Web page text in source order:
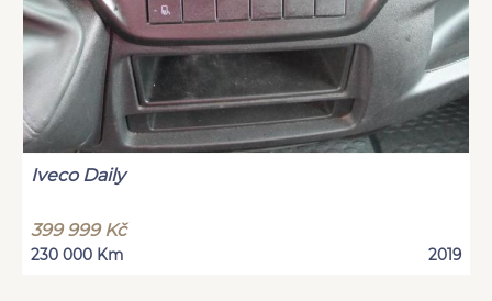
Iveco Daily
399 999 Kč
230 000 Km 2019